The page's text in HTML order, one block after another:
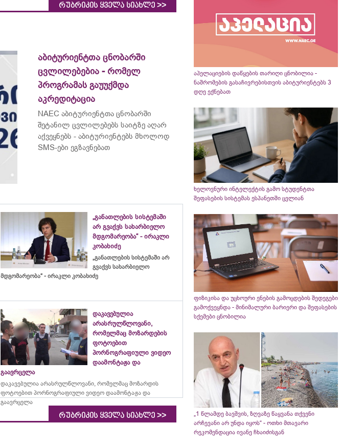
რუბრიკის ყველა სიახლე >>
აბიტურიენტთა ცნობარში
ცვლილებებია - რომელ
პროგრამას გაუუქმდა
აკრედიტაცია
NAEC აბიტურიენტთა ცნობარში
შეტანილ ცვლილებებს საიტზე აღარ
აქვეყნებს - აბიტურიენტებს მხოლოდ
SMS-ები ეგზავნებათ
„განათლების სისტემაში
არ გვაქვს სახარბიელო
მდგომარეობა“ - ირაკლი
კობახიძე
„განათლების სისტემაში არ
გვაქვს სახარბიელო
მდგომარეობა“ - ირაკლი კობახიძე
დაკავებულია
არასრულწლოვანი,
რომელმაც მოზარდების
ფოტოებით
პორნოგრაფიული ვიდეო
დაამონტაჟა და
გაავრცელა
დაკავებულია არასრულწლოვანი, რომელმაც მოზარდის
ფოტოებით პორნოგრაფიული ვიდეო დაამონტაჟა და
გაავრცელა
რუბრიკის ყველა სიახლე >>
აპელაციების დაწყების თარიღი ცნობილია -
ნაშრომების გასაჩივრებისთვის აბიტურიენტებს 3
დღე ექნებათ
ხელოვნური ინტელექტის გამო სტუდენტთა
შეფასების სისტემას ესპანეთში ცვლიან
ფიზიკისა და უცხოური ენების გამოცდების შედეგები
გამოქვეყნდა - მინიმალური ბარიერი და შეფასების
სქემები ცნობილია
„1 წლამდე ბავშვის, ზღვაზე წაყვანა თქვენი
არჩევანი არ უნდა იყოს“ - ოთხი მთავარი
რეკომენდაცია ივანე ჩხაიძისგან